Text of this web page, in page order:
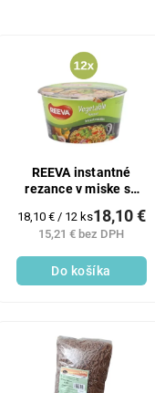
REEVA instantné
rezance v miske so
príchuťou 12x75g
15,21 € bez DPH
18,10 €
Jednotková
cena:
18,10 € / 12 ks
Do košíka